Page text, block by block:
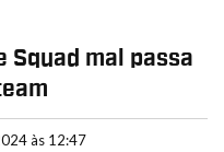
Squad mal passa
às 12:47